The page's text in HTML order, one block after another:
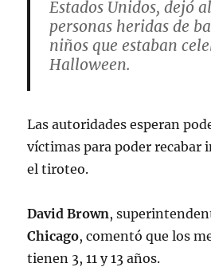
Estados Unidos, dejó
personas heridas de
niños que estaban
Halloween.
al menos dos
desde un auto que
movimiento,contra
pic.twitter.com/
— Markito Shango 
(@MarkitoShango)
Las autoridades esperan
víctimas para poder recabar
el tiroteo.
David Brown,
Chicago, comentó que los
tienen 3, 11 y 13 años.